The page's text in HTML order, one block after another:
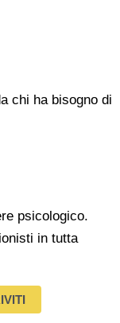
chi ha bisogno di
psicologico.
in tutta